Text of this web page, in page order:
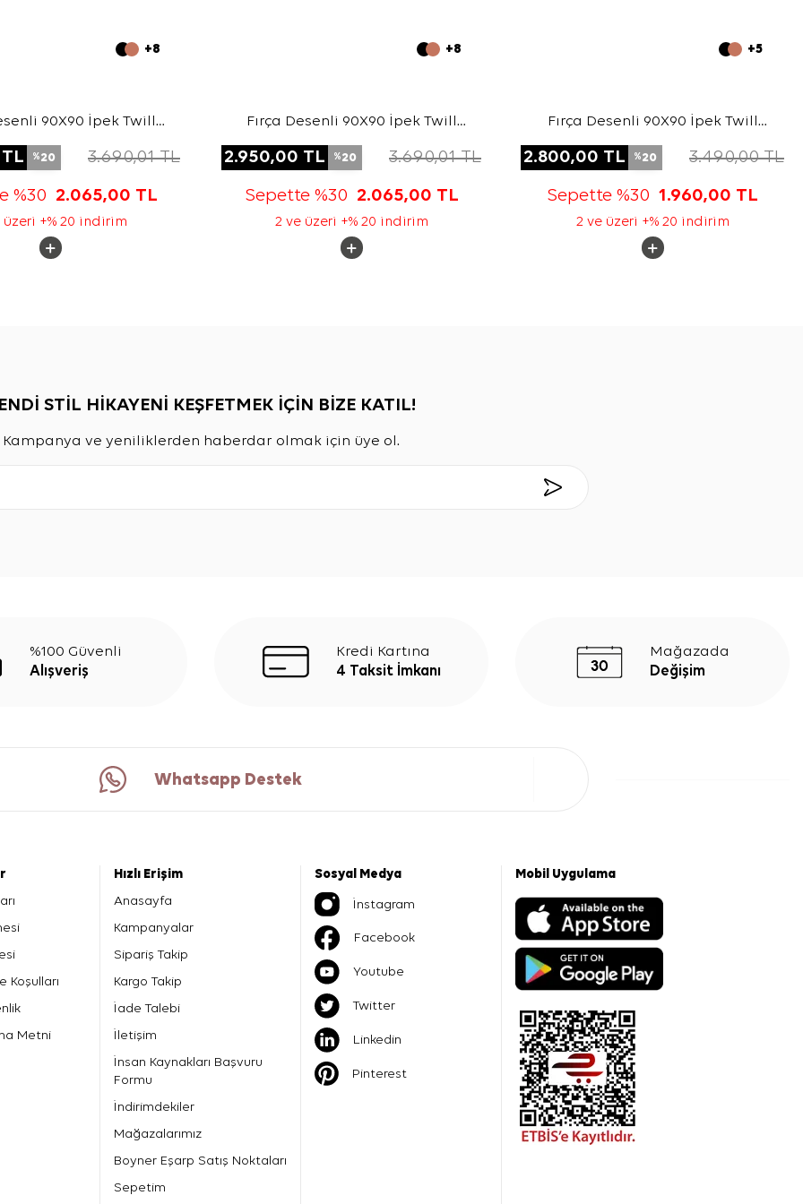
+8
90X90 İpek Twill
%20 3.690,01TL
%30 2.065,00 TL
üzeri +% 20 indirim
+8
Fırça Desenli 90X90 İpek Twill
2.950,00 TL %20 3.690,01TL
Sepette %30 2.065,00 TL
2 ve üzeri +% 20 indirim
+5
Fırça Desenli 90X90 İpek Twill
2.800,00 TL %20 3.490,00TL
Sepette %30 1.960,00 TL
2 ve üzeri +% 20 indirim
STİL HİKAYENİ KEŞFETMEK İÇİN BİZE KATIL!
Kampanya ve yeniliklerden haberdar olmak için üye ol.
%100 Güvenli
Alışveriş
Kredi Kartına
4 Taksit İmkanı
Mağazada
Değişim
Whatsapp Destek
Koşulları
Metni
Hızlı Erişim
Anasayfa
Kampanyalar
Sipariş Takip
Kargo Takip
İade Talebi
İletişim
İnsan Kaynakları Başvuru
Formu
İndirimdekiler
Mağazalarımız
Boyner Eşarp Satış Noktaları
Sepetim
Sosyal Medya
İnstagram
Facebook
Youtube
Twitter
Linkedin
Pinterest
Mobil Uygulama